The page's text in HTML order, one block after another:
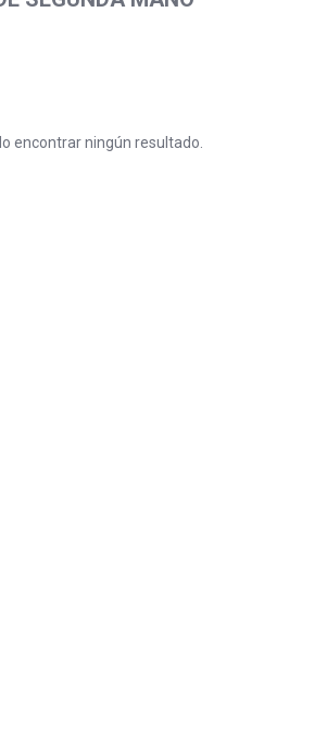
encontrar ningún resultado.